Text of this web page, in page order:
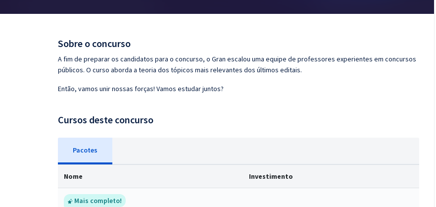
Conteúdo gratuito
Sobre o concurso
A fim de preparar os candidatos para o concurso, o Gran escalou uma equipe de professores experientes em concursos
públicos. O curso aborda a teoria dos tópicos mais relevantes dos últimos editais.
Então, vamos unir nossas forças! Vamos estudar juntos?
Cursos deste concurso
Pacotes
Nome Investimento
Mais completo!